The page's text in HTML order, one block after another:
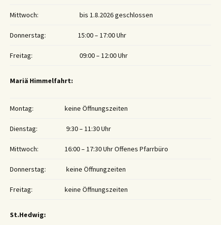
Mittwoch: bis 1.8.2026 geschlossen
Donnerstag: 15:00 – 17:00 Uhr
Freitag: 09:00 – 12:00 Uhr
Mariä Himmelfahrt:
Montag: keine Öffnungszeiten
Dienstag: 9:30 – 11:30 Uhr
Mittwoch: 16:00 – 17:30 Uhr Offenes Pfarrbüro
Donnerstag: keine Öffnungzeiten
Freitag: keine Öffnungszeiten
St.Hedwig: